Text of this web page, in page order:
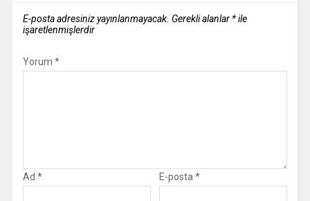
E-posta adresiniz yayınlanmayacak. Gerekli alanlar *ile
işaretlenmişlerdir
Yorum *
Ad * E-posta *